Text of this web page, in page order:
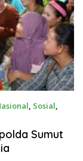
, Sosial,
Sumut